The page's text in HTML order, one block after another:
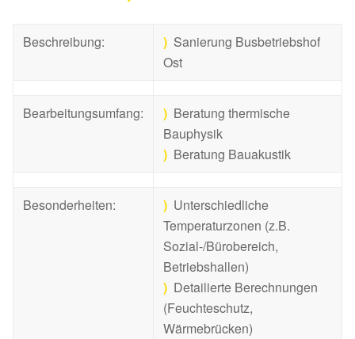
Beschreibung: ) Sanierung Busbetriebshof
Ost
Bearbeitungsumfang: ) Beratung thermische
Bauphysik
) Beratung Bauakustik
Besonderheiten: ) Unterschiedliche
Temperaturzonen (z.B.
Sozial-/Bürobereich,
Betriebshallen)
) Detailierte Berechnungen
(Feuchteschutz,
Wärmebrücken)